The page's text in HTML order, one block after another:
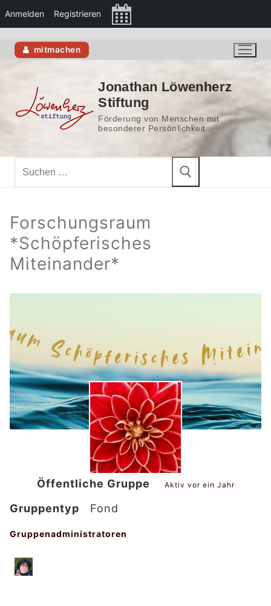
Anmelden Registrieren
Zum
Inhalt
mitmachen
Jonathan Löwenherz
Stiftung
Förderung von Menschen mit
besonderer Persönlichkeit
nach:
Forschungsraum
*Schöpferisches
Miteinander*
Öffentliche Gruppe Aktiv vor ein Jahr
Gruppentyp Fond
Gruppenführung
Gruppenadministratoren